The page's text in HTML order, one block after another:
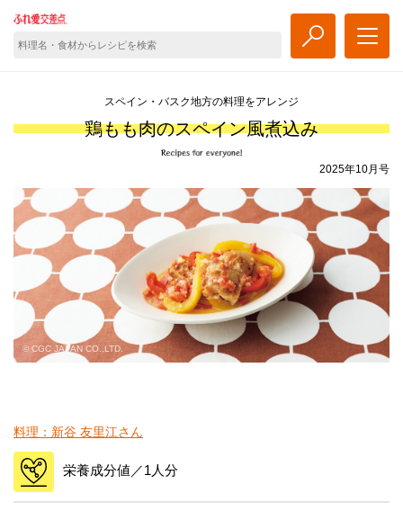
スペイン・バスク地方の料理をアレンジ
鶏もも肉のスペイン風煮込み
2025年10月号
© CGC JAPAN CO.,LTD.
料理：新谷 友里江さん
栄養成分値／1人分